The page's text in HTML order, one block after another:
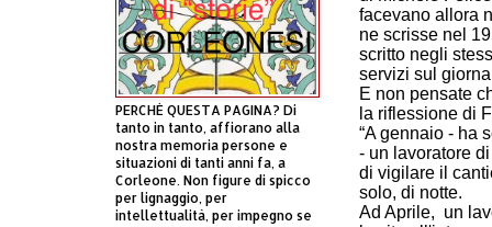
facevano allora
ne scrisse nel
scritto negli
servizi sul
E non pensate
la riflessione di
“A gennaio - ha
- un lavoratore
di vigilare il
solo, di notte.
Ad Aprile, un
PERCHÈ QUESTA PAGINA? Di
tanto in tanto, affiorano alla
nostra memoria persone e
situazioni di tanti anni fa, a
Corleone. Non figure di spicco
per lignaggio, per
intellettualità, per impegno se